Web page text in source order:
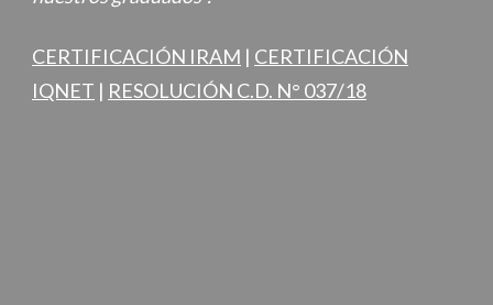
CERTIFICACIÓN IRAM | CERTIFICACIÓN
IQNET | RESOLUCIÓN C.D. N° 037/18